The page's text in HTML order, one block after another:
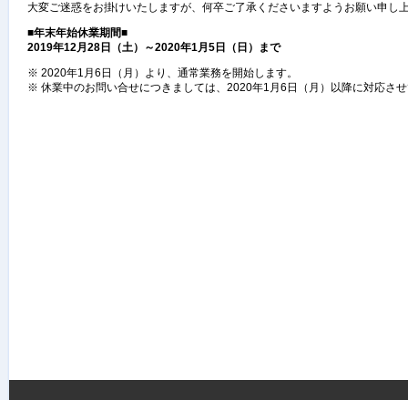
大変ご迷惑をお掛けいたしますが、何卒ご了承くださいますようお願い申し
■年末年始休業期間■
2019年12月 28 日（土）～2020年1月5 日（日）まで
※ 2020年1月6日（月）より、通常業務を開始します。
※ 休業中のお問い合せにつきましては、2020年1月6日（月）以降に対応さ